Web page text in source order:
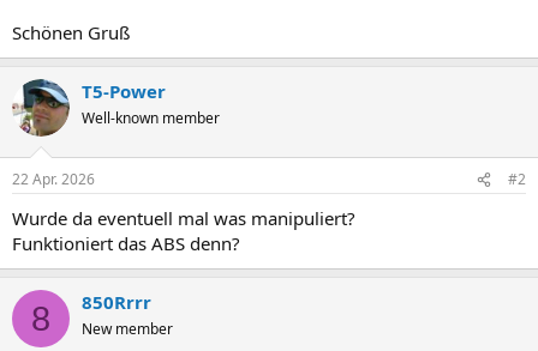
Schönen Gruß
T5-Power
Well-known member
22 Apr. 2026 #2
Wurde da eventuell mal was manipuliert?
Funktioniert das ABS denn?
8 850Rrrr
New member